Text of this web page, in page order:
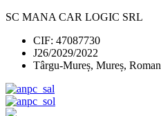
SC MANA CAR LOGIC SRL
CIF: 47087730
J26/2029/2022
Târgu-Mureș, Mureș,